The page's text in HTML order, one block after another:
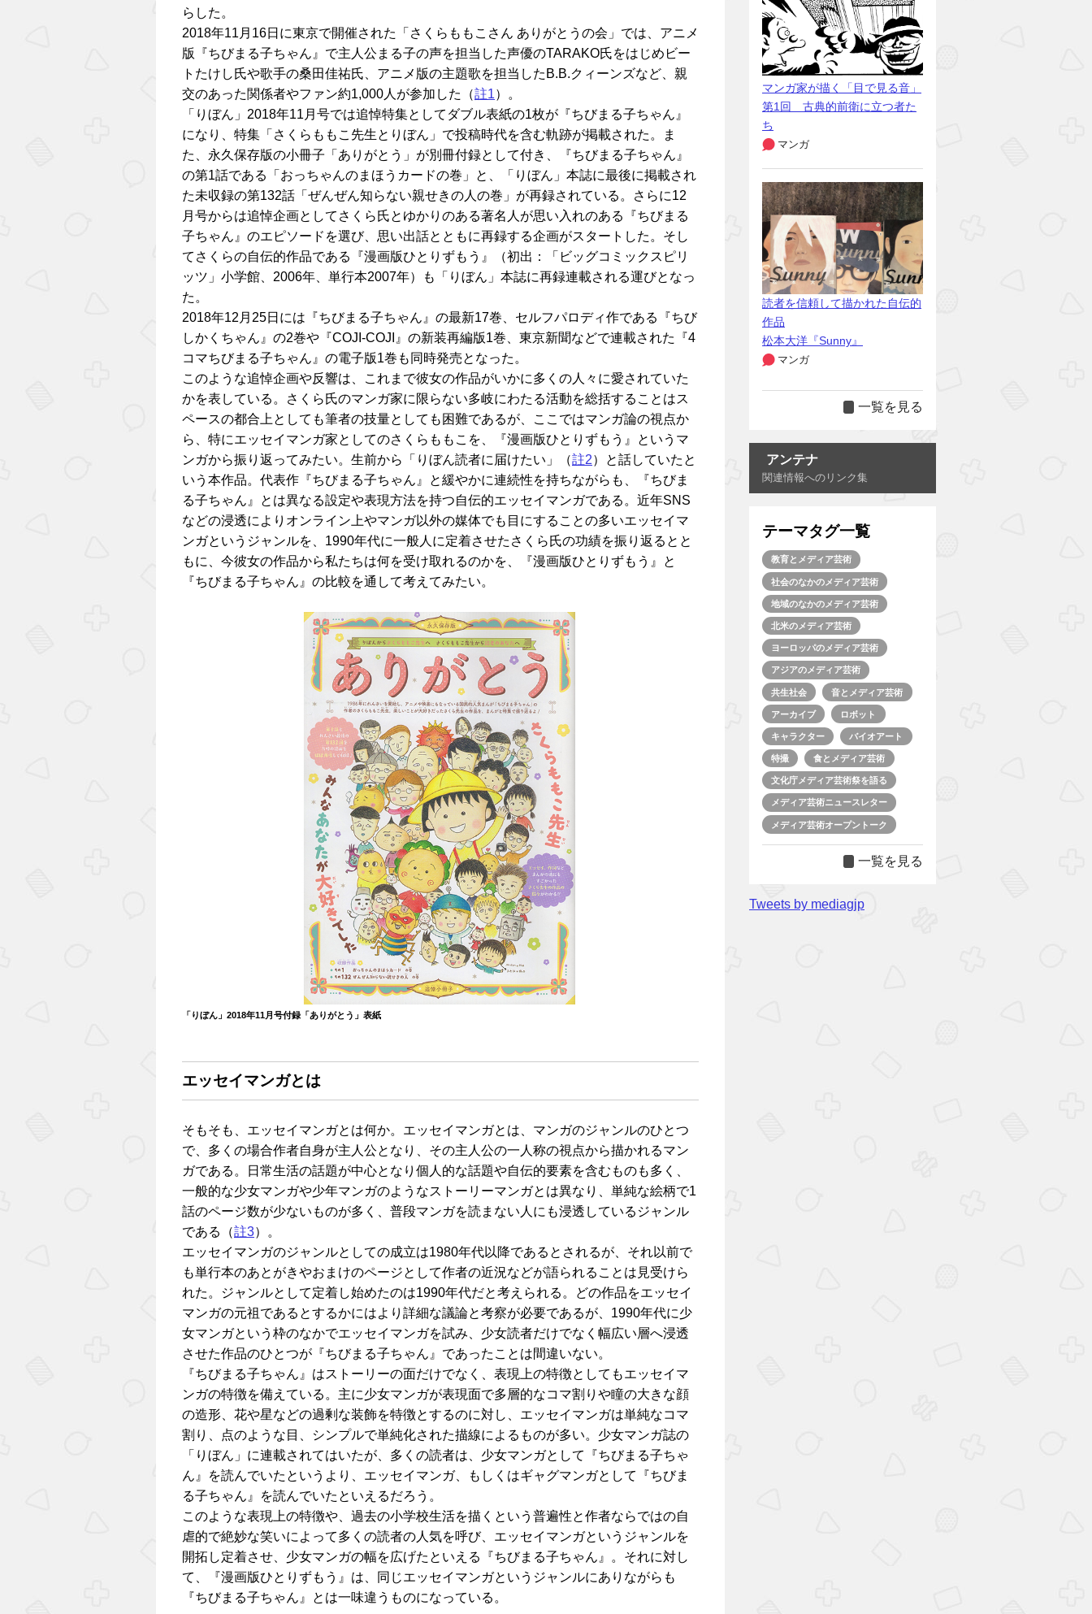
らした。
2018年11月16日に東京で開催された「さくらももこさん ありがとうの会」では、アニメ
版『ちびまる子ちゃん』で主人公まる子の声を担当した声優のTARAKO氏をはじめビー
トたけし氏や歌手の桑田佳祐氏、アニメ版の主題歌を担当したB.B.クィーンズなど、親
交のあった関係者やファン約1,000人が参加した（註1）。
「りぼん」2018年11月号では追悼特集としてダブル表紙の1枚が『ちびまる子ちゃん』
になり、特集「さくらももこ先生とりぼん」で投稿時代を含む軌跡が掲載された。ま
た、永久保存版の小冊子「ありがとう」が別冊付録として付き、『ちびまる子ちゃん』
の第1話である「おっちゃんのまほうカードの巻」と、「りぼん」本誌に最後に掲載され
た未収録の第132話「ぜんぜん知らない親せきの人の巻」が再録されている。さらに12
月号からは追悼企画としてさくら氏とゆかりのある著名人が思い入れのある『ちびまる
子ちゃん』のエピソードを選び、思い出話とともに再録する企画がスタートした。そし
てさくらの自伝的作品である『漫画版ひとりずもう』（初出：「ビッグコミックスピリ
ッツ」小学館、2006年、単行本2007年）も「りぼん」本誌に再録連載される運びとなっ
た。
2018年12月25日には『ちびまる子ちゃん』の最新17巻、セルフパロディ作である『ちび
しかくちゃん』の2巻や『COJI-COJI』の新装再編版1巻、東京新聞などで連載された『4
コマちびまる子ちゃん』の電子版1巻も同時発売となった。
このような追悼企画や反響は、これまで彼女の作品がいかに多くの人々に愛されていた
かを表している。さくら氏のマンガ家に限らない多岐にわたる活動を総括することはス
ペースの都合上としても筆者の技量としても困難であるが、ここではマンガ論の視点か
ら、特にエッセイマンガ家としてのさくらももこを、『漫画版ひとりずもう』というマ
ンガから振り返ってみたい。生前から「りぼん読者に届けたい」（註2）と話していたと
いう本作品。代表作『ちびまる子ちゃん』と緩やかに連続性を持ちながらも、『ちびま
る子ちゃん』とは異なる設定や表現方法を持つ自伝的エッセイマンガである。近年SNS
などの浸透によりオンライン上やマンガ以外の媒体でも目にすることの多いエッセイマ
ンガというジャンルを、1990年代に一般人に定着させたさくら氏の功績を振り返るとと
もに、今彼女の作品から私たちは何を受け取れるのかを、『漫画版ひとりずもう』と
『ちびまる子ちゃん』の比較を通して考えてみたい。
「りぼん」2018年11月号付録「ありがとう」表紙
エッセイマンガとは
そもそも、エッセイマンガとは何か。エッセイマンガとは、マンガのジャンルのひとつ
で、多くの場合作者自身が主人公となり、その主人公の一人称の視点から描かれるマン
ガである。日常生活の話題が中心となり個人的な話題や自伝的要素を含むものも多く、
一般的な少女マンガや少年マンガのようなストーリーマンガとは異なり、単純な絵柄で1
話のページ数が少ないものが多く、普段マンガを読まない人にも浸透しているジャンル
である（註3）。
エッセイマンガのジャンルとしての成立は1980年代以降であるとされるが、それ以前で
も単行本のあとがきやおまけのページとして作者の近況などが語られることは見受けら
れた。ジャンルとして定着し始めたのは1990年代だと考えられる。どの作品をエッセイ
マンガの元祖であるとするかにはより詳細な議論と考察が必要であるが、1990年代に少
女マンガという枠のなかでエッセイマンガを試み、少女読者だけでなく幅広い層へ浸透
させた作品のひとつが『ちびまる子ちゃん』であったことは間違いない。
『ちびまる子ちゃん』はストーリーの面だけでなく、表現上の特徴としてもエッセイマ
ンガの特徴を備えている。主に少女マンガが表現面で多層的なコマ割りや瞳の大きな顔
の造形、花や星などの過剰な装飾を特徴とするのに対し、エッセイマンガは単純なコマ
割り、点のような目、シンプルで単純化された描線によるものが多い。少女マンガ誌の
「りぼん」に連載されてはいたが、多くの読者は、少女マンガとして『ちびまる子ちゃ
ん』を読んでいたというより、エッセイマンガ、もしくはギャグマンガとして『ちびま
る子ちゃん』を読んでいたといえるだろう。
このような表現上の特徴や、過去の小学校生活を描くという普遍性と作者ならではの自
虐的で絶妙な笑いによって多くの読者の人気を呼び、エッセイマンガというジャンルを
開拓し定着させ、少女マンガの幅を広げたといえる『ちびまる子ちゃん』。それに対し
て、『漫画版ひとりずもう』は、同じエッセイマンガというジャンルにありながらも
『ちびまる子ちゃん』とは一味違うものになっている。
マンガ家が描く「目で見る音」
第1回 古典的前衛に立つ者た
ち
マンガ
読者を信頼して描かれた自伝的
作品
松本大洋『Sunny』
マンガ
一覧を見る
アンテナ
関連情報へのリンク集
テーマタグ一覧
教育とメディア芸術
社会のなかのメディア芸術
地域のなかのメディア芸術
北米のメディア芸術
ヨーロッパのメディア芸術
アジアのメディア芸術
共生社会 音とメディア芸術
アーカイブ ロボット
キャラクター バイオアート
特撮 食とメディア芸術
文化庁メディア芸術祭を語る
メディア芸術ニュースレター
メディア芸術オープントーク
一覧を見る
Tweets by mediagjp